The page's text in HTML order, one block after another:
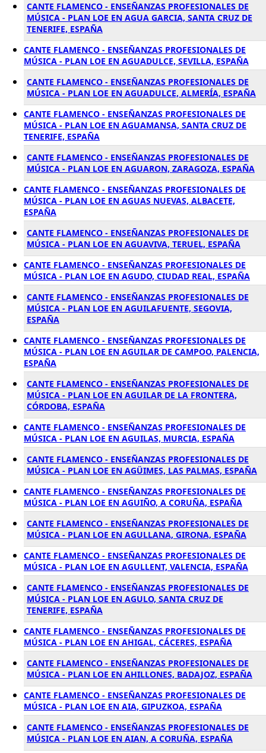
CANTE FLAMENCO - ENSEÑANZAS PROFESIONALES DE
MÚSICA - PLAN LOE EN AGUA GARCIA, SANTA CRUZ DE
TENERIFE, ESPAÑA
CANTE FLAMENCO - ENSEÑANZAS PROFESIONALES DE
MÚSICA - PLAN LOE EN AGUADULCE, SEVILLA, ESPAÑA
CANTE FLAMENCO - ENSEÑANZAS PROFESIONALES DE
MÚSICA - PLAN LOE EN AGUADULCE, ALMERÍA, ESPAÑA
CANTE FLAMENCO - ENSEÑANZAS PROFESIONALES DE
MÚSICA - PLAN LOE EN AGUAMANSA, SANTA CRUZ DE
TENERIFE, ESPAÑA
CANTE FLAMENCO - ENSEÑANZAS PROFESIONALES DE
MÚSICA - PLAN LOE EN AGUARON, ZARAGOZA, ESPAÑA
CANTE FLAMENCO - ENSEÑANZAS PROFESIONALES DE
MÚSICA - PLAN LOE EN AGUAS NUEVAS, ALBACETE,
ESPAÑA
CANTE FLAMENCO - ENSEÑANZAS PROFESIONALES DE
MÚSICA - PLAN LOE EN AGUAVIVA, TERUEL, ESPAÑA
CANTE FLAMENCO - ENSEÑANZAS PROFESIONALES DE
MÚSICA - PLAN LOE EN AGUDO, CIUDAD REAL, ESPAÑA
CANTE FLAMENCO - ENSEÑANZAS PROFESIONALES DE
MÚSICA - PLAN LOE EN AGUILAFUENTE, SEGOVIA,
ESPAÑA
CANTE FLAMENCO - ENSEÑANZAS PROFESIONALES DE
MÚSICA - PLAN LOE EN AGUILAR DE CAMPOO, PALENCIA,
ESPAÑA
CANTE FLAMENCO - ENSEÑANZAS PROFESIONALES DE
MÚSICA - PLAN LOE EN AGUILAR DE LA FRONTERA,
CÓRDOBA, ESPAÑA
CANTE FLAMENCO - ENSEÑANZAS PROFESIONALES DE
MÚSICA - PLAN LOE EN AGUILAS, MURCIA, ESPAÑA
CANTE FLAMENCO - ENSEÑANZAS PROFESIONALES DE
MÚSICA - PLAN LOE EN AGÜIMES, LAS PALMAS, ESPAÑA
CANTE FLAMENCO - ENSEÑANZAS PROFESIONALES DE
MÚSICA - PLAN LOE EN AGUIÑO, A CORUÑA, ESPAÑA
CANTE FLAMENCO - ENSEÑANZAS PROFESIONALES DE
MÚSICA - PLAN LOE EN AGULLANA, GIRONA, ESPAÑA
CANTE FLAMENCO - ENSEÑANZAS PROFESIONALES DE
MÚSICA - PLAN LOE EN AGULLENT, VALENCIA, ESPAÑA
CANTE FLAMENCO - ENSEÑANZAS PROFESIONALES DE
MÚSICA - PLAN LOE EN AGULO, SANTA CRUZ DE
TENERIFE, ESPAÑA
CANTE FLAMENCO - ENSEÑANZAS PROFESIONALES DE
MÚSICA - PLAN LOE EN AHIGAL, CÁCERES, ESPAÑA
CANTE FLAMENCO - ENSEÑANZAS PROFESIONALES DE
MÚSICA - PLAN LOE EN AHILLONES, BADAJOZ, ESPAÑA
CANTE FLAMENCO - ENSEÑANZAS PROFESIONALES DE
MÚSICA - PLAN LOE EN AIA, GIPUZKOA, ESPAÑA
CANTE FLAMENCO - ENSEÑANZAS PROFESIONALES DE
MÚSICA - PLAN LOE EN AIAN, A CORUÑA, ESPAÑA